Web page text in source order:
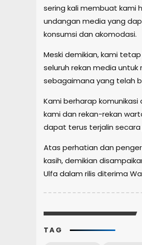
sering kali membuat kami
undangan media yang
konsumsi dan akomodasi.
Meski demikian, kami
seluruh rekan media
sebagaimana yang telah
Kami berharap
kami dan rekan-rekan
dapat terus terjalin
Atas perhatian dan
kasih, demikian
Ulfa dalam rilis diterima
TAG